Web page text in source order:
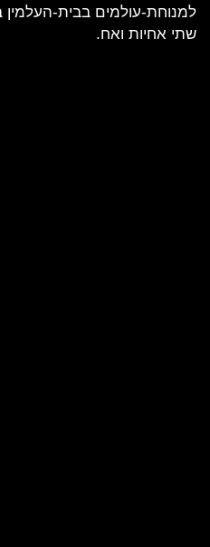
למנוחת-עולמים בבית-
שתי אחיות ואח.